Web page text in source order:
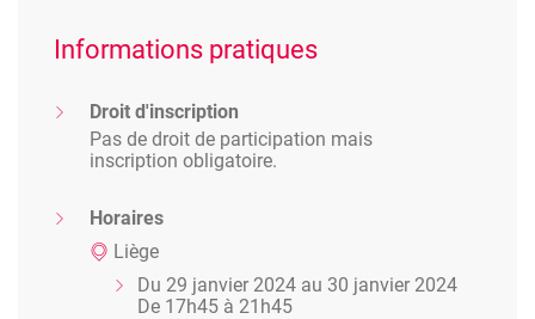
Informations pratiques
Droit d'inscription
Pas de droit de participation mais
inscription obligatoire.
Horaires
Liège
Du 29 janvier 2024 au 30 janvier 2024
De 17h45 à 21h45